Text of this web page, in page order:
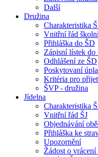
Další
Družina
Charakteristika
Vnitřní řád
Přihláška do ŠD
Zápisní lístek do
Odhlášení ze ŠD
Poskytovaní
Kritéria pro
ŠVP - družina
Jídelna
Charakteristika
Vnitřní řád ŠJ
Objednávání
Přihláška ke
Upozornění
Žádost o